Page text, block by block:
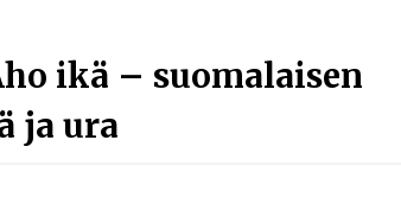
tiedetään?
5 päivää sitten
ikä – suomalaisen
ja ura